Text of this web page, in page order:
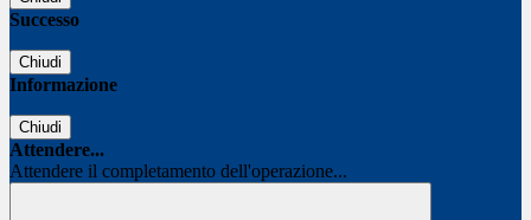
Successo
Chiudi
Informazione
Chiudi
Attendere...
Attendere il completamento dell'operazione...